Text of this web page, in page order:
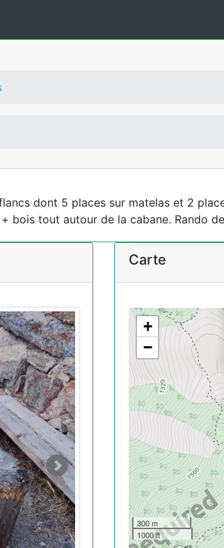
dont 5 places sur matelas et 2
bois tout autour de la cabane. Rando
Carte
+
−
300 m
1000 ft